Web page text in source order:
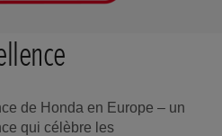
de Honda en Europe – un
qui célèbre les